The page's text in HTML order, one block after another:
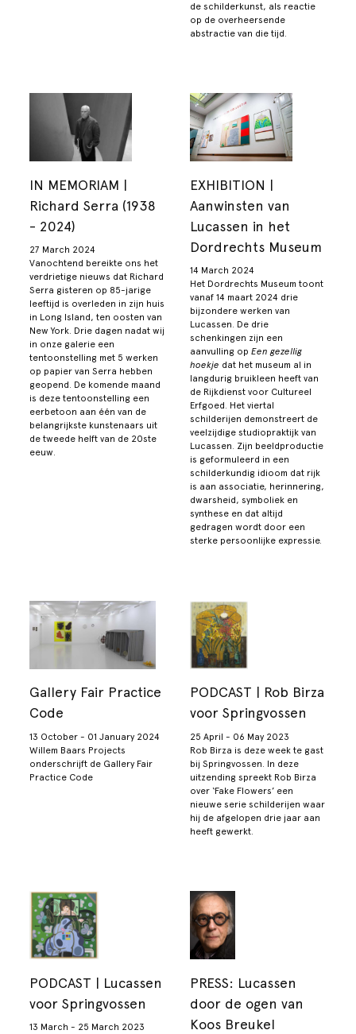
de schilderkunst, als reactie
op de overheersende
abstractie van die tijd.
IN MEMORIAM |
Richard Serra (1938
- 2024)
27 March 2024
Vanochtend bereikte ons het
verdrietige nieuws dat Richard
Serra gisteren op 85-jarige
leeftijd is overleden in zijn huis
in Long Island, ten oosten van
New York. Drie dagen nadat wij
in onze galerie een
tentoonstelling met 5 werken
op papier van Serra hebben
geopend. De komende maand
is deze tentoonstelling een
eerbetoon aan één van de
belangrijkste kunstenaars uit
de tweede helft van de 20ste
eeuw.
EXHIBITION |
Aanwinsten van
Lucassen in het
Dordrechts Museum
14 March 2024
Het Dordrechts Museum toont
vanaf 14 maart 2024 drie
bijzondere werken van
Lucassen. De drie
schenkingen zijn een
aanvulling op Een gezellig
hoekje dat het museum al in
langdurig bruikleen heeft van
de Rijkdienst voor Cultureel
Erfgoed. Het viertal
schilderijen demonstreert de
veelzijdige studiopraktijk van
Lucassen. Zijn beeldproductie
is geformuleerd in een
schilderkundig idioom dat rijk
is aan associatie, herinnering,
dwarsheid, symboliek en
synthese en dat altijd
gedragen wordt door een
sterke persoonlijke expressie.
Gallery Fair Practice
Code
13 October - 01 January 2024
Willem Baars Projects
onderschrijft de Gallery Fair
Practice Code
PODCAST | Rob Birza
voor Springvossen
25 April - 06 May 2023
Rob Birza is deze week te gast
bij Springvossen. In deze
uitzending spreekt Rob Birza
over ‘Fake Flowers’ een
nieuwe serie schilderijen waar
hij de afgelopen drie jaar aan
heeft gewerkt.
PODCAST | Lucassen
voor Springvossen
13 March - 25 March 2023
PRESS: Lucassen
door de ogen van
Koos Breukel